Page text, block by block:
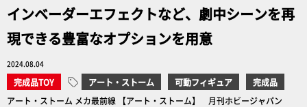
インベーダーエフェクトなど、劇中シーンを再
現できる豊富なオプションを用意
2024.08.04
完成品TOY アート・ストーム 可動フィギュア
完成品
アート・ストーム メカ最前線 【アート・ストーム】 月刊ホビージャパン